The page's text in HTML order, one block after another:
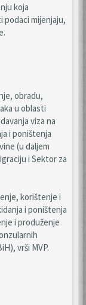
koja
podaci mijenjaju,
obradu,
u oblasti
viza na
i poništenja
(u daljem
i Sektor za
korištenje i
i poništenja
i produženje
vrši MVP.